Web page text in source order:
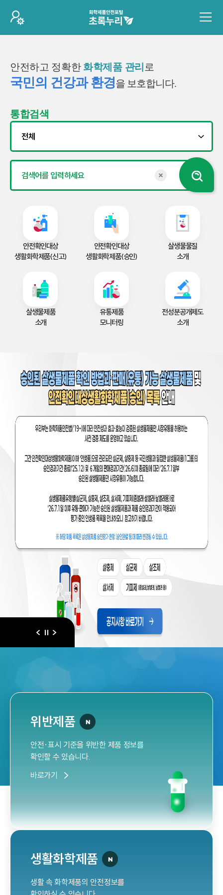
안전하고 정확한 화학제품 관리 로
국민의 건강과 환경을 보호합니다.
통합검색
검색키워드 초기화
검색
안전확인대상
생활화학제품(신고)
안전확인대상
생활화학제품(승인)
살생물물질
소개
살생물제품
소개
유통제품
모니터링
전성분공개제도
소개
이전일시정지
다음
위반제품
안전·표시 기준을 위반한 제품 정보를
확인할 수 있습니다.
바로가기
생활화학제품
생활 속 화학제품의 안전정보를